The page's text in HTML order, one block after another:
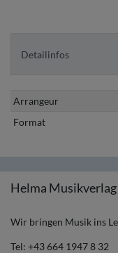
Detailinfos
Arrangeur
Format
Helma Musikverlag
Wir bringen Musik ins
Tel: +43 664 1947 8 32